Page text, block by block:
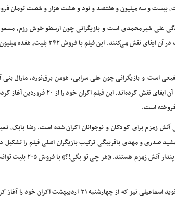
علی شیرمحمدی است و بازیگرانی چون ارسطو خوش رزم،
پوریا منجزی، مهرداد نیکنام، محسن آوری، کاوه دارابی،
است و بازیگرانی چون علی سرابی، هومن برق‌نورد، مارال بنی
هدایتی، ایوب آقاخانی، خیام وقارکاشانی، حامد شیخی، رز
زمزم برای کودکان و نوجوانان اکران شده است. رضا بابک،
صدری و مهدی باقربیگی ترکیب بازیگران اصلی فیلم را تشکیل
محمدسام سنایی، مانلی پورکبیریان،